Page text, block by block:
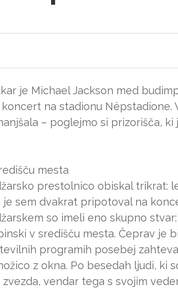
je Michael Jackson med
na stadionu Népstadione.
– poglejmo si prizorišča,
mesta
prestolnico obiskal trikrat:
sem dvakrat pripotoval na
so imeli eno skupno
v središču mesta. Čeprav je
programih posebej
z okna. Po besedah ljudi, ki
vendar tega s svojim